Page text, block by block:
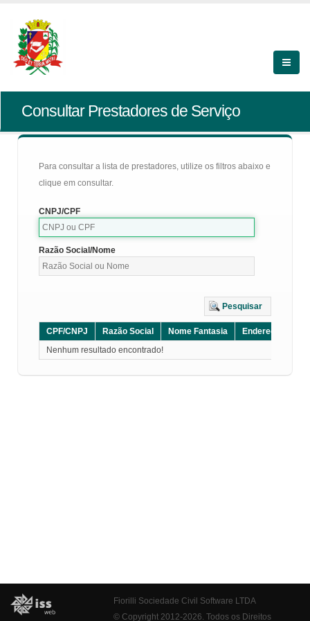
Consultar Prestadores de Serviço
Para consultar a lista de prestadores, utilize os filtros abaixo e
clique em consultar.
CNPJ/CPF
Razão Social/Nome
Pesquisar
CPF/CNPJ Razão Social Nome Fantasia Endereço
Nenhum resultado encontrado!
Fiorilli Sociedade Civil Software LTDA
© Copyright 2012-2026. Todos os Direitos